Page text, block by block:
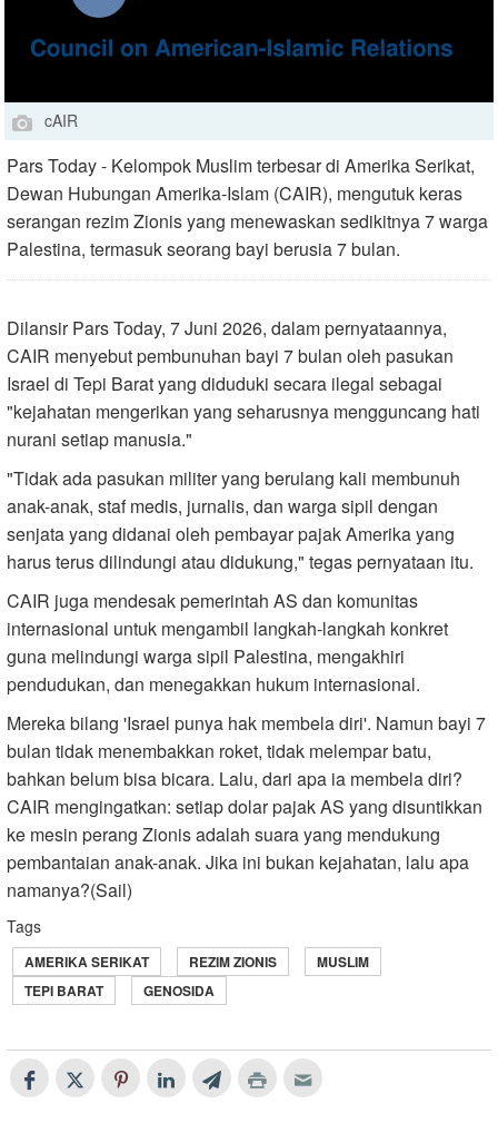
cAIR
Pars Today - Kelompok Muslim terbesar di Amerika Serikat,
Dewan Hubungan Amerika-Islam (CAIR), mengutuk keras
serangan rezim Zionis yang menewaskan sedikitnya 7 warga
Palestina, termasuk seorang bayi berusia 7 bulan.
Dilansir Pars Today, 7 Juni 2026, dalam pernyataannya,
CAIR menyebut pembunuhan bayi 7 bulan oleh pasukan
Israel di Tepi Barat yang diduduki secara ilegal sebagai
"kejahatan mengerikan yang seharusnya mengguncang hati
nurani setiap manusia."
"Tidak ada pasukan militer yang berulang kali membunuh
anak-anak, staf medis, jurnalis, dan warga sipil dengan
senjata yang didanai oleh pembayar pajak Amerika yang
harus terus dilindungi atau didukung," tegas pernyataan itu.
CAIR juga mendesak pemerintah AS dan komunitas
internasional untuk mengambil langkah-langkah konkret
guna melindungi warga sipil Palestina, mengakhiri
pendudukan, dan menegakkan hukum internasional.
Mereka bilang 'Israel punya hak membela diri'. Namun bayi 7
bulan tidak menembakkan roket, tidak melempar batu,
bahkan belum bisa bicara. Lalu, dari apa ia membela diri?
CAIR mengingatkan: setiap dolar pajak AS yang disuntikkan
ke mesin perang Zionis adalah suara yang mendukung
pembantaian anak-anak. Jika ini bukan kejahatan, lalu apa
namanya?(Sail)
Tags
AMERIKA SERIKAT REZIM ZIONIS
MUSLIM
TEPI BARAT
GENOSIDA